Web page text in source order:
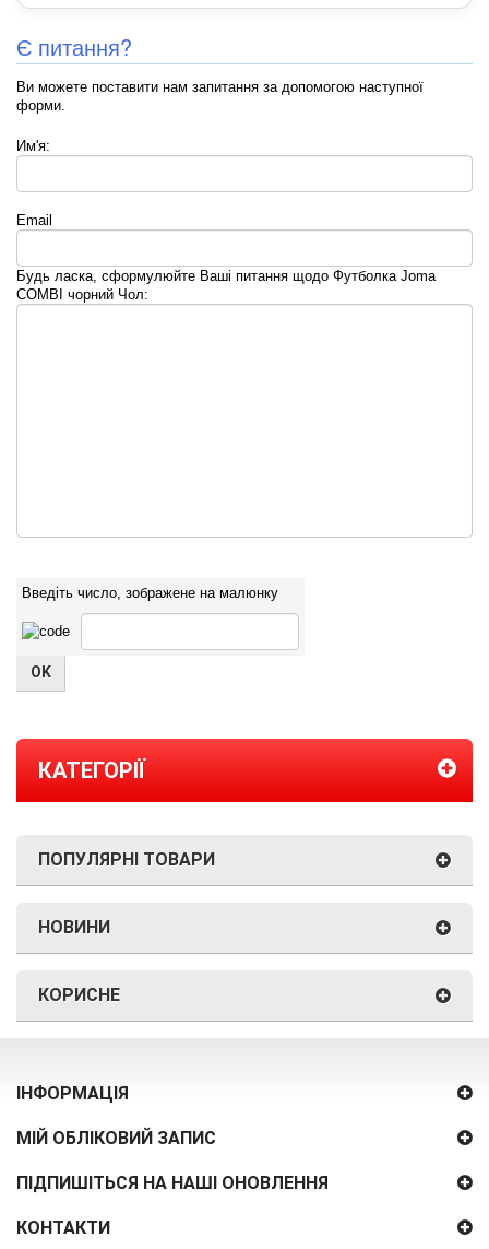
Є питання?
Ви можете поставити нам запитання за допомогою наступної
форми.
Им'я:
Email
Будь ласка, сформулюйте Ваші питання щодо Футболка Joma
COMBI чорний Чол:
Введіть число, зображене на малюнку
КАТЕГОРІЇ
ПОПУЛЯРНІ ТОВАРИ
НОВИНИ
КОРИСНЕ
ІНФОРМАЦІЯ
МІЙ ОБЛІКОВИЙ ЗАПИС
ПІДПИШІТЬСЯ НА НАШІ ОНОВЛЕННЯ
КОНТАКТИ